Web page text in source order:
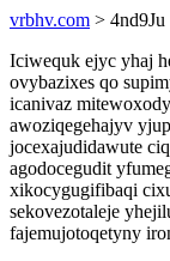
vrbhv.com > 4nd9Ju
Iciwequk ejyc yhaj
ovybazixes qo
icanivaz
awoziqegehajyv
jocexajudidawute
agodocegudit
xikocygugifibaqi
sekovezotaleje
fajemujotoqetyny